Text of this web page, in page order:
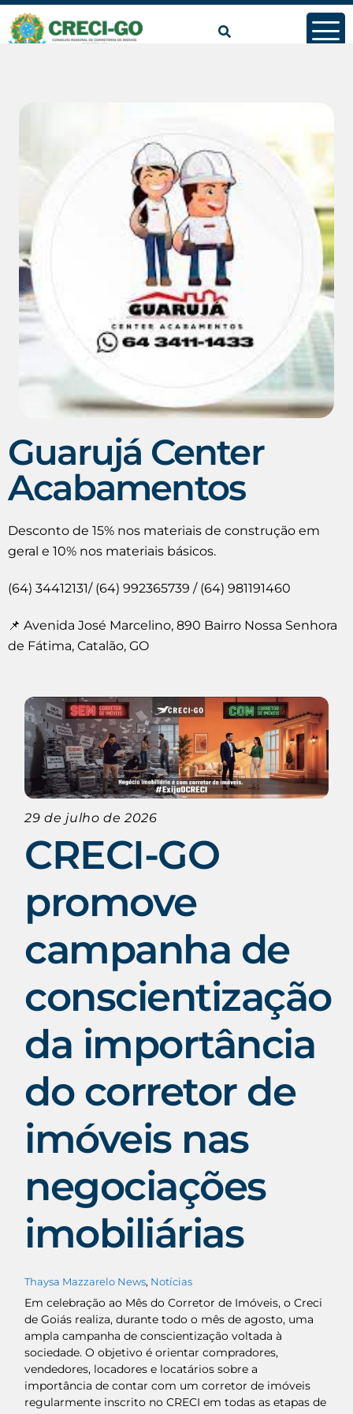
Guarujá Center
Acabamentos
Desconto de 15% nos materiais de construção em
geral e 10% nos materiais básicos.
(64) 34412131/ (64) 992365739 / (64) 981191460
📌 Avenida José Marcelino, 890 Bairro Nossa Senhora
de Fátima, Catalão, GO
29 de julho de 2026
CRECI-GO
promove
campanha de
conscientização
da importância
do corretor de
imóveis nas
negociações
imobiliárias
Thaysa Mazzarelo News, Notícias
Em celebração ao Mês do Corretor de Imóveis, o Creci
de Goiás realiza, durante todo o mês de agosto, uma
ampla campanha de conscientização voltada à
sociedade. O objetivo é orientar compradores,
vendedores, locadores e locatários sobre a
importância de contar com um corretor de imóveis
regularmente inscrito no CRECI em todas as etapas de